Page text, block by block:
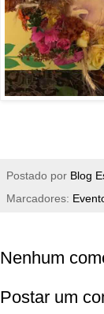
Postado por Blog
Marcadores:
Nenhum
Postar um